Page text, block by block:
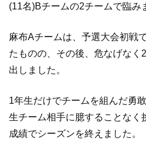
(11名)Bチームの2チームで臨み
麻布Aチームは、予選大会初戦
たものの、その後、危なげなく 2
出しました。
1年生だけでチームを組んだ勇
生チーム相手に臆することなく
成績でシーズンを終えました。